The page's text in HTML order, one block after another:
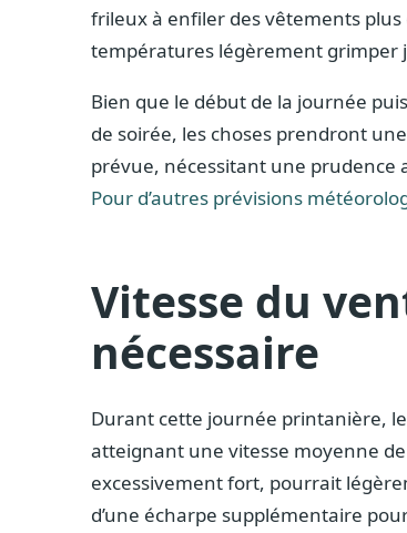
frileux à enfiler des vêtements
températures légèrement grimper
Bien que le début de la journée
de soirée, les choses prendront
prévue, nécessitant une prudence
Pour d’autres prévisions
Vitesse du
nécessaire
Durant cette journée printanière,
atteignant une vitesse moyenne
excessivement fort, pourrait
d’une écharpe supplémentaire